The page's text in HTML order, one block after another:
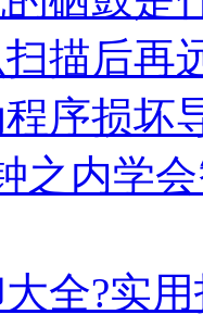
描后再
序损坏
之内学
全?实